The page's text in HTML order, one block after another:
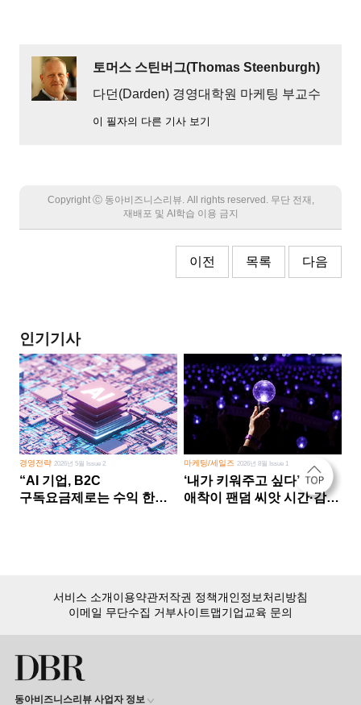
토머스 스틴버그(Thomas Steenburgh)
다던(Darden) 경영대학원 마케팅 부교수
이 필자의 다른 기사 보기
Copyright Ⓒ 동아비즈니스리뷰. All rights reserved. 무단 전재,
재배포 및 AI학습 이용 금지
이전 목록 다음
인기기사
경영전략 2026년 5월 Issue 2
“AI 기업, B2C
구독요금제로는 수익 한계
마케팅/세일즈 2026년 8월 Issue 1
‘내가 키워주고 싶다’
애착이 팬덤 씨앗 시간·감정
서비스 소개이용약관저작권 정책개인정보처리방침
이메일 무단수집 거부사이트맵기업교육 문의
동아비즈니스리뷰 사업자 정보